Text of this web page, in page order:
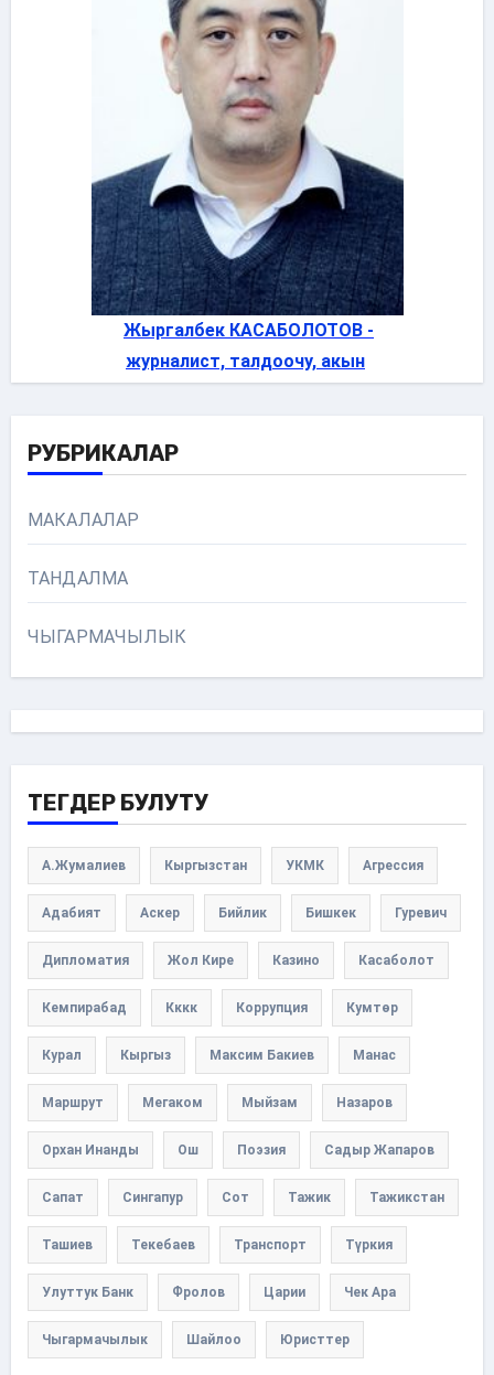
Жыргалбек КАСАБОЛОТОВ -
журналист, талдоочу, акын
РУБРИКАЛАР
МАКАЛАЛАР
ТАНДАЛМА
ЧЫГАРМАЧЫЛЫК
ТЕГДЕР БУЛУТУ
А.Жумалиев Кыргызстан УКМК Агрессия
Адабият Аскер Бийлик Бишкек Гуревич
Дипломатия Жол Кире Казино Касаболот
Кемпирабад Кккк Коррупция Кумтөр
Курал Кыргыз Максим Бакиев Манас
Маршрут Мегаком Мыйзам Назаров
Орхан Инанды Ош Поэзия Садыр Жапаров
Сапат Сингапур Сот Тажик Тажикстан
Ташиев Текебаев Транспорт Түркия
Улуттук Банк Фролов Царии Чек Ара
Чыгармачылык Шайлоо Юристтер